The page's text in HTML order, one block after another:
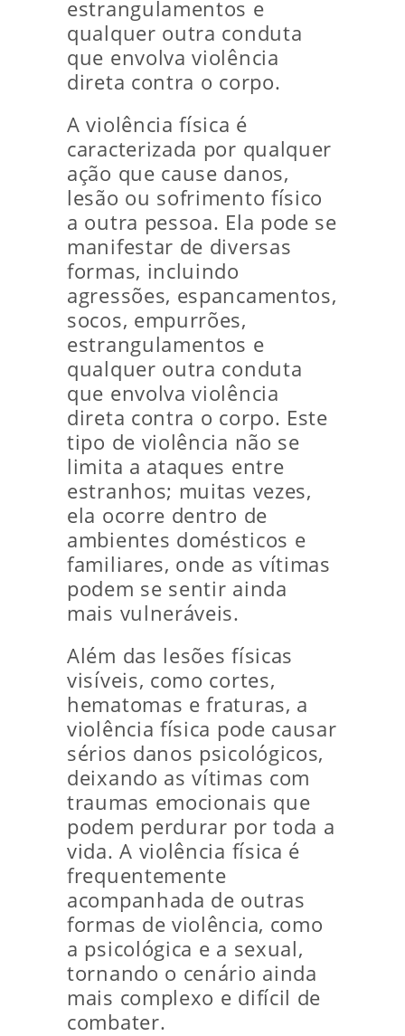
estrangulamentos e
qualquer outra conduta
que envolva violência
direta contra o corpo.
A violência física é
caracterizada por qualquer
ação que cause danos,
lesão ou sofrimento físico
a outra pessoa. Ela pode se
manifestar de diversas
formas, incluindo
agressões, espancamentos,
socos, empurrões,
estrangulamentos e
qualquer outra conduta
que envolva violência
direta contra o corpo. Este
tipo de violência não se
limita a ataques entre
estranhos; muitas vezes,
ela ocorre dentro de
ambientes domésticos e
familiares, onde as vítimas
podem se sentir ainda
mais vulneráveis.
Além das lesões físicas
visíveis, como cortes,
hematomas e fraturas, a
violência física pode causar
sérios danos psicológicos,
deixando as vítimas com
traumas emocionais que
podem perdurar por toda a
vida. A violência física é
frequentemente
acompanhada de outras
formas de violência, como
a psicológica e a sexual,
tornando o cenário ainda
mais complexo e difícil de
combater.